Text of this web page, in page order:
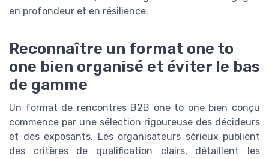
en profondeur et en résilience.
Reconnaître un format one to
one bien organisé et éviter le bas
de gamme
Un format de rencontres B2B one to one bien conçu
commence par une sélection rigoureuse des décideurs
et des exposants. Les organisateurs sérieux publient
des critères de qualification clairs, détaillent les